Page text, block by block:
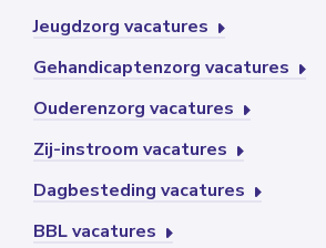
Jeugdzorg vacatures
Gehandicaptenzorg vacatures
Ouderenzorg vacatures
Zij-instroom vacatures
Dagbesteding vacatures
BBL vacatures